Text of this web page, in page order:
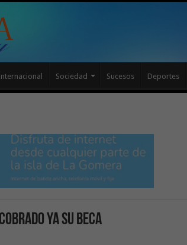
Sociedad Sucesos Deportes
ya su beca